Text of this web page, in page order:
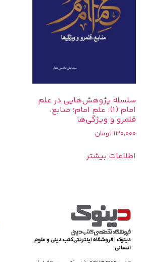
سلسله پژوهش‌هایی در علم
امام (1): علم امام؛ منابع،
قلمرو و ویژگی‌ها
130,000تومان
اطلاعات بیشتر
دینوک | فروشگاه اینترنتی کتب دینی و علوم
انسانی